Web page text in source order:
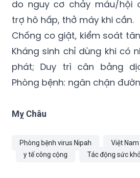
Trong điều trị triệu
paracetamol hạ sốt, chống
do nguy cơ chảy máu/hội
trợ hô hấp, thở máy khi cần.
Chống co giật, kiểm soát
Kháng sinh chỉ dùng khi có
Phòng bệnh: ngăn chặn
Mỵ Châu